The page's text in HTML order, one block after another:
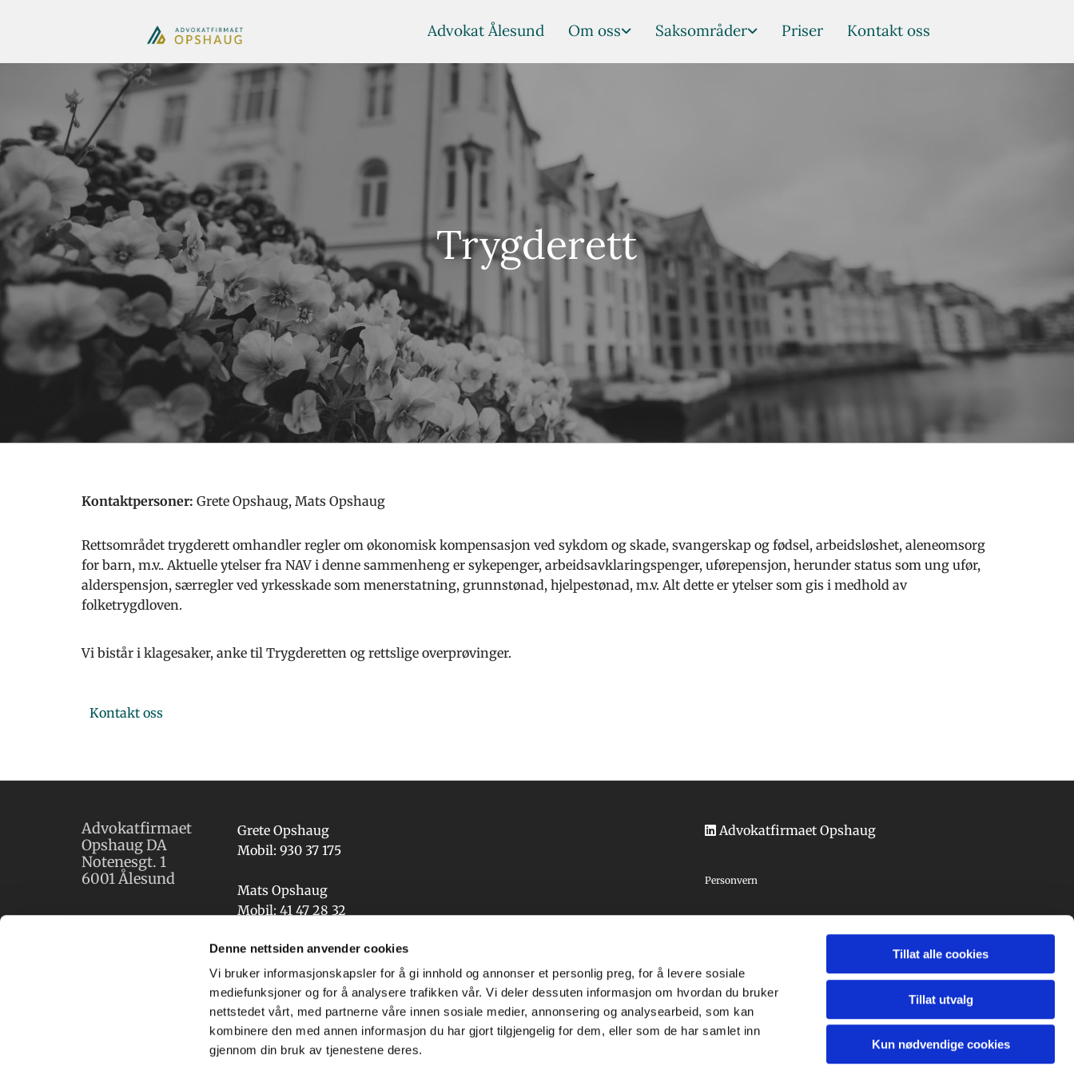
Denne nettsiden anvender cookies
Vi bruker informasjonskapsler for å gi innhold og annonser et personlig preg, for å levere sosiale
mediefunksjoner og for å analysere trafikken vår. Vi deler dessuten informasjon om hvordan du bruker
nettstedet vårt, med partnerne våre innen sosiale medier, annonsering og analysearbeid, som kan
kombinere den med annen informasjon du har gjort tilgjengelig for dem, eller som de har samlet inn
gjennom din bruk av tjenestene deres.
Tillat alle cookies
Tillat utvalg
Kun nødvendige cookies
Advokat Ålesund Om oss Saksområder Priser Kontakt oss
Trygderett
Kontaktpersoner: Grete Opshaug, Mats Opshaug
Rettsområdet trygderett omhandler regler om økonomisk kompensasjon ved sykdom og skade, svangerskap og fødsel, arbeidsløshet, aleneomsorg
for barn, m.v.. Aktuelle ytelser fra NAV i denne sammenheng er sykepenger, arbeidsavklaringspenger, uførepensjon, herunder status som ung ufør,
alderspensjon, særregler ved yrkesskade som menerstatning, grunnstønad, hjelpestønad, m.v. Alt dette er ytelser som gis i medhold av
folketrygdloven.
Vi bistår i klagesaker, anke til Trygderetten og rettslige overprøvinger.
Kontakt oss
Advokatfirmaet
Opshaug DA
Notenesgt. 1
6001 Ålesund
Grete Opshaug
Mobil: 930 37 175
Mats Opshaug
Mobil: 41 47 28 32
E-post
post@opshaug.org
 Advokatfirmaet Opshaug
Personvern